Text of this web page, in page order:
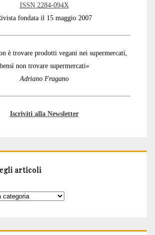
ISSN 2284-094X
fondata il 15 maggio 2007
è trovare prodotti vegani nei supermercati,
bensì non trovare supermercati»
Adriano Fragano
Iscriviti alla Newsletter
articoli